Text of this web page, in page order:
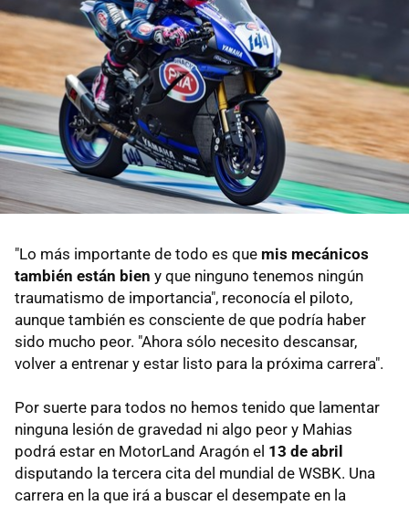
"Lo más importante de todo es que mis mecánicos
también están bien y que ninguno tenemos ningún
traumatismo de importancia", reconocía el piloto,
aunque también es consciente de que podría haber
sido mucho peor. "Ahora sólo necesito descansar,
volver a entrenar y estar listo para la próxima carrera".
Por suerte para todos no hemos tenido que lamentar
ninguna lesión de gravedad ni algo peor y Mahias
podrá estar en MotorLand Aragón el 13 de abril
disputando la tercera cita del mundial de WSBK. Una
carrera en la que irá a buscar el desempate en la